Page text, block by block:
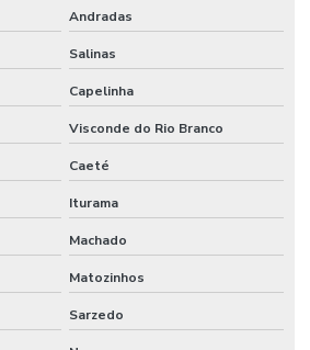
incêndio
Andradas
Salinas
Capelinha
Visconde do Rio Branco
Caeté
Iturama
Machado
Matozinhos
Sarzedo